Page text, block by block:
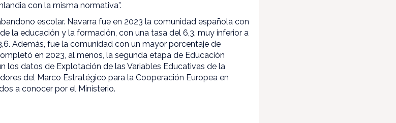
con la misma normativa”.
escolar. Navarra fue en 2023 la comunidad española con
la educación y la formación, con una tasa del 6,3, muy inferior a
Además, fue la comunidad con un mayor porcentaje de
en 2023, al menos, la segunda etapa de Educación
los datos de Explotación de las Variables Educativas de la
del Marco Estratégico para la Cooperación Europea en
a conocer por el Ministerio.